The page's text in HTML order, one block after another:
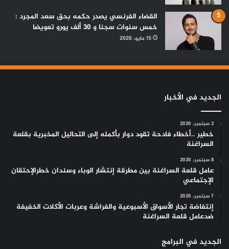
القضاء الفرنسي يصدر حكمه بحق سعد المجرد :
خمس سنوات سجنا و 30 ألف يورو تعويضا
15 مايو، 2026
الجديد في الأخبار
2 سبتمبر، 2020
خطير ..أخطاء فادحة تقود دوار بأكمله إلى التحاليل المخبرية بقلعة
السراغنة
8 سبتمبر، 2020
عامل قلعة السراغنة بين مطرقة إنتشار الوباء وسندان خطرالإحتقان
الإجتماعي
7 سبتمبر، 2020
إنتفاضة تجار الأسواق الأسبوعية والفراشة وعربات الأكلات الخفيفة
ضدعامل قلعة السراغنة
الجديد في البرامج